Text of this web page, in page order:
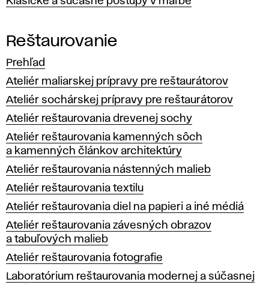
Reštaurovanie
Prehľad
Ateliér maliarskej prípravy pre reštaurátorov
Ateliér sochárskej prípravy pre reštaurátorov
Ateliér reštaurovania drevenej sochy
Ateliér reštaurovania kamenných sôch
a kamenných článkov architektúry
Ateliér reštaurovania nástenných malieb
Ateliér reštaurovania textilu
Ateliér reštaurovania diel na papieri a iné médiá
Ateliér reštaurovania závesných obrazov
a tabuľových malieb
Ateliér reštaurovania fotografie
Laboratórium reštaurovania modernej a súčasnej